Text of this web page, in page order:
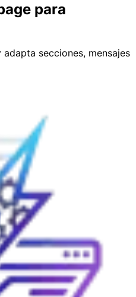
para
secciones, mensajes